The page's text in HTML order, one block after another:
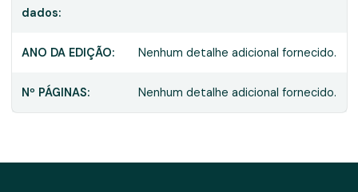
dados:
ANO DA EDIÇÃO: Nenhum detalhe adicional fornecido.
Nº PÁGINAS: Nenhum detalhe adicional fornecido.